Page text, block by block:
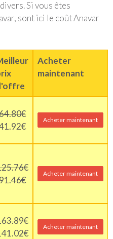
Si vous êtes
sont ici le coût Anavar
Acheter
maintenant
Acheter maintenant
91.46€
Acheter maintenant
Acheter maintenant